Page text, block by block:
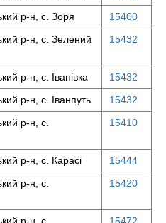
р-н, с. Зоря
15400
р-н, с. Зелений
15432
р-н, с. Іванівка
15432
р-н, с. Іванпуть
15432
р-н, с.
15410
р-н, с. Карасі
15444
р-н, с.
15420